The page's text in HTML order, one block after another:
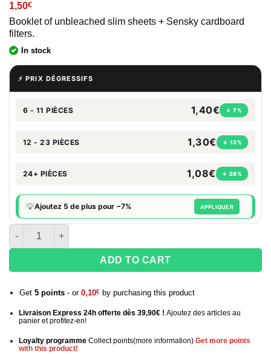
1,50€
Booklet of unbleached slim sheets + Sensky cardboard
filters.
In stock
⚡ PRIX DÉGRESSIFS
6 - 11 PIÈCES 1,40€ ↓ 7%
12 - 23 PIÈCES 1,30€ ↓ 13%
24+ PIÈCES 1,08€ ↓ 28%
💡Ajoutez 5 de plus pour −7% APPLIQUER
quantité de Carnet Sensky Brown + Filtres tips
ADD TO CART
Get 5points- or 0,10€ by purchasing this product
Livraison Express 24h offerte dès 39,90€ ! Ajoutez des articles au
panier et profitez-en!
Loyalty programme Collect points(more information) Get more points
with this product!